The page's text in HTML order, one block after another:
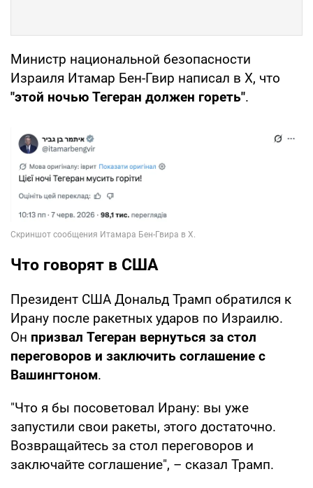
Министр национальной безопасности
Израиля Итамар Бен-Гвир написал в Х, что
"этой ночью Тегеран должен гореть".
Что говорят в США
Президент США Дональд Трамп обратился к
Ирану после ракетных ударов по Израилю.
Он призвал Тегеран вернуться за стол
переговоров и заключить соглашение с
Вашингтоном.
"Что я бы посоветовал Ирану: вы уже
запустили свои ракеты, этого достаточно.
Возвращайтесь за стол переговоров и
заключайте соглашение", – сказал Трамп.